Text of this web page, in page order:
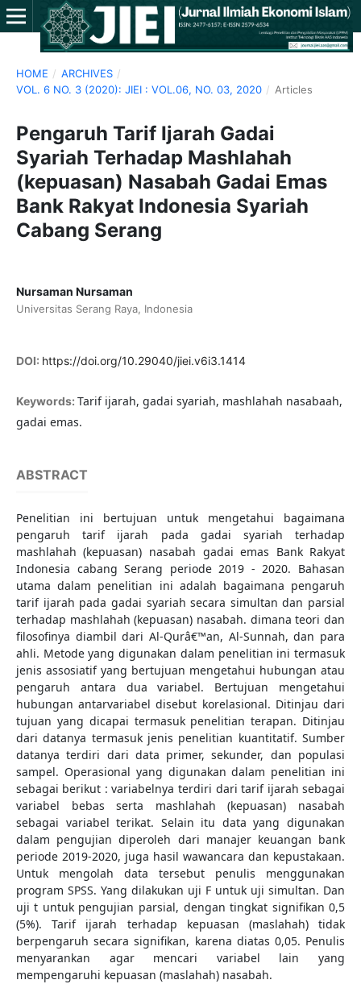
HOME / ARCHIVES /
VOL. 6 NO. 3 (2020): JIEI : VOL.06, NO. 03, 2020 / Articles
Pengaruh Tarif Ijarah Gadai
Syariah Terhadap Mashlahah
(kepuasan) Nasabah Gadai Emas
Bank Rakyat Indonesia Syariah
Cabang Serang
Nursaman Nursaman
Universitas Serang Raya, Indonesia
DOI: https://doi.org/10.29040/jiei.v6i3.1414
Keywords: Tarif ijarah, gadai syariah, mashlahah nasabaah,
gadai emas.
ABSTRACT
Penelitian ini bertujuan untuk mengetahui bagaimana
pengaruh tarif ijarah pada gadai syariah terhadap
mashlahah (kepuasan) nasabah gadai emas Bank Rakyat
Indonesia cabang Serang periode 2019 - 2020. Bahasan
utama dalam penelitian ini adalah bagaimana pengaruh
tarif ijarah pada gadai syariah secara simultan dan parsial
terhadap mashlahah (kepuasan) nasabah. dimana teori dan
filosofinya diambil dari Al-Qurâ€™an, Al-Sunnah, dan para
ahli. Metode yang digunakan dalam penelitian ini termasuk
jenis assosiatif yang bertujuan mengetahui hubungan atau
pengaruh antara dua variabel. Bertujuan mengetahui
hubungan antarvariabel disebut korelasional. Ditinjau dari
tujuan yang dicapai termasuk penelitian terapan. Ditinjau
dari datanya termasuk jenis penelitian kuantitatif. Sumber
datanya terdiri dari data primer, sekunder, dan populasi
sampel. Operasional yang digunakan dalam penelitian ini
sebagai berikut : variabelnya terdiri dari tarif ijarah sebagai
variabel bebas serta mashlahah (kepuasan) nasabah
sebagai variabel terikat. Selain itu data yang digunakan
dalam pengujian diperoleh dari manajer keuangan bank
periode 2019-2020, juga hasil wawancara dan kepustakaan.
Untuk mengolah data tersebut penulis menggunakan
program SPSS. Yang dilakukan uji F untuk uji simultan. Dan
uji t untuk pengujian parsial, dengan tingkat signifikan 0,5
(5%). Tarif ijarah terhadap kepuasan (maslahah) tidak
berpengaruh secara signifikan, karena diatas 0,05. Penulis
menyarankan agar mencari variabel lain yang
mempengaruhi kepuasan (maslahah) nasabah.